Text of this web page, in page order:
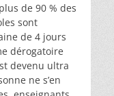
de 90 % des
sont
de 4 jours
dérogatoire
devenu ultra
ne s’en